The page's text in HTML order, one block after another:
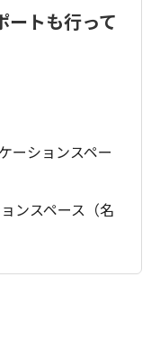
ートも行って
ーションスペー
ンスペース（名